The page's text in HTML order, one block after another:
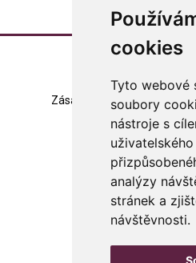
cookies
Tyto webové
soubory
nástroje s
analýzy
stránek a
návštěvnosti.
Zásady zpracování souborů
Změna
© 2023 Česká
všechna práva
Made with
in